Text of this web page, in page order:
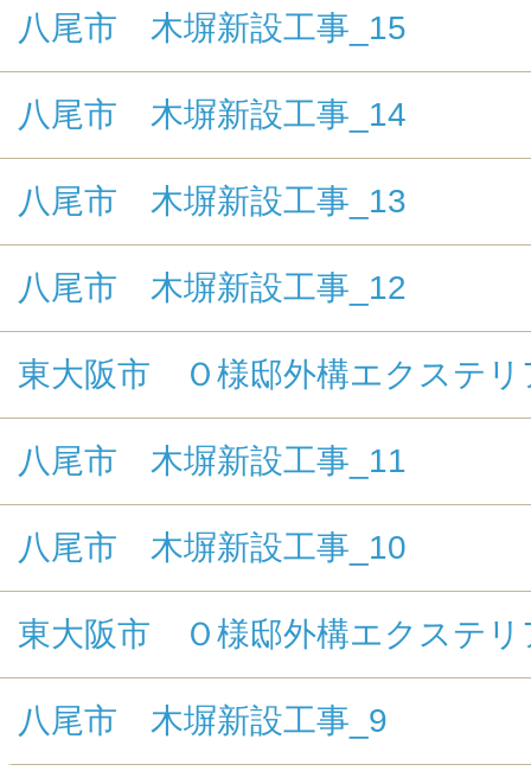
八尾市 木塀新設工事_15
八尾市 木塀新設工事_14
八尾市 木塀新設工事_13
八尾市 木塀新設工事_12
東大阪市 Ｏ様邸外構エクステリ
八尾市 木塀新設工事_11
八尾市 木塀新設工事_10
東大阪市 Ｏ様邸外構エクステリ
八尾市 木塀新設工事_9